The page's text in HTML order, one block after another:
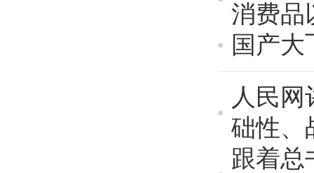
消费品
国产大
人民
础性、
跟着总